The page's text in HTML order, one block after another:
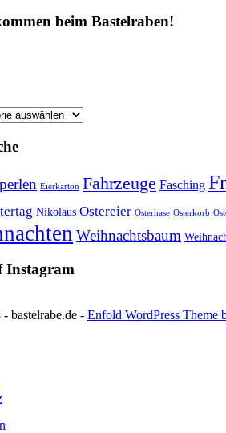
beim Bastelraben!
Eierkarton Fahrzeuge Fasching
Nikolaus Ostereier Osterhase Osterkorb
Weihnachtsbaum
Instagram
bastelrabe.de - Enfold WordPress Theme